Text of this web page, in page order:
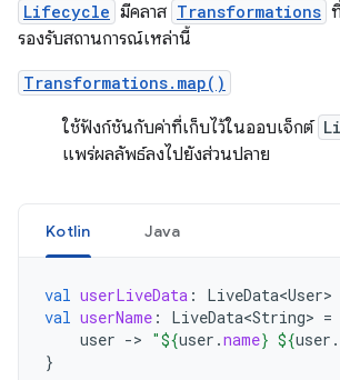
Lifecycle มีคลาส Transformations
รองรับสถานการณ์เหล่านี้
Transformations.map()
ใช้ฟังก์ชันกับค่าที่เก็บไว้ในออบเจ็กต์
แพร่ผลลัพธ์ลงไปยังส่วนปลาย
Kotlin Java
val userLiveData : LiveData<User>
val userName : LiveData<String> =
user -> "${user .name} ${user .
}